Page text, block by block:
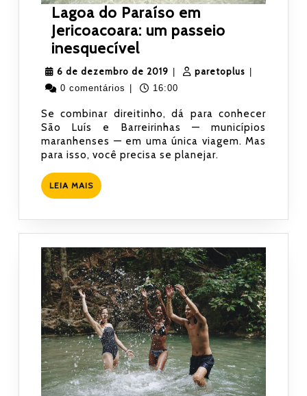
Lagoa do Paraíso em
Jericoacoara: um passeio
inesquecívelLagoa
do
Paraíso
Jericoacoara:
um
passeio
6 de dezembro de 2019 6
de
de
2019
| paretoplus paretoplus
|
0 comentários | 16:00
Se combinar direitinho, dá para conhecer
São Luís e Barreirinhas — municípios
maranhenses — em uma única viagem. Mas
para isso, você precisa se planejar.
LEIA MAISLEIA
MAIS